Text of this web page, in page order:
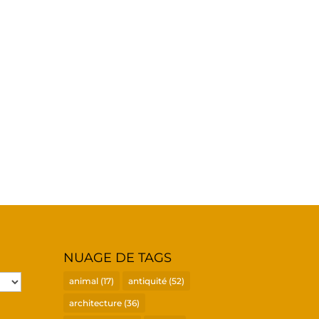
NUAGE DE TAGS
animal (17) antiquité (52)
architecture (36)